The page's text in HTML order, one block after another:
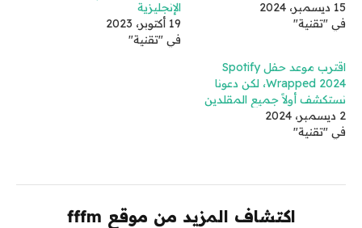
15 ديسمبر، 2024
في "تقنية"
الإنجليزية
19 أكتوبر، 2023
في "تقنية"
اقترب موعد حفل Spotify
Wrapped 2024، لكن دعونا
نستكشف أولاً جميع المقلدين
2 ديسمبر، 2024
في "تقنية"
اكتشاف المزيد من موقع fffm